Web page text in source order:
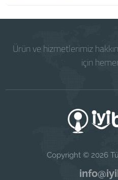
Ürün ve hizmetlerimiz
için
Copyright © 2026